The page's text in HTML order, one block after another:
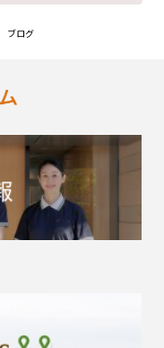
ブログ